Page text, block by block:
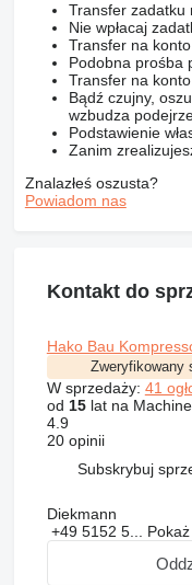
Transfer zadatku
Nie wpłacaj
Transfer na
Podobna prośba
Transfer na
Bądź czujny,
wzbudza
Podstawienie
Zanim
Znalazłeś oszusta?
Powiadom nas
Kontakt do
Hako Bau
Zweryfikowany
W sprzedaży: 41
od 15lat na
4.9
20 opinii
Subskrybuj
Diekmann
+49 5152 5... Pokaż